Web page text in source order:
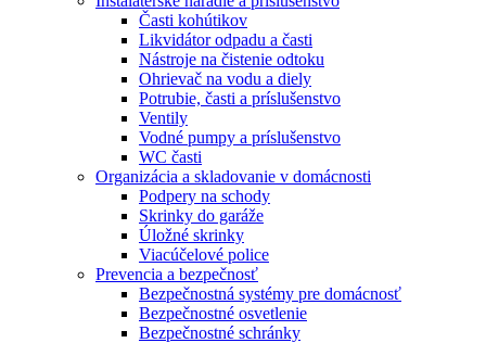
Časti kohútikov
Likvidátor odpadu a časti
Nástroje na čistenie odtoku
Ohrievač na vodu a diely
Potrubie, časti a príslušenstvo
Ventily
Vodné pumpy a príslušenstvo
WC časti
Organizácia a skladovanie v domácnosti
Podpery na schody
Skrinky do garáže
Úložné skrinky
Viacúčelové police
Prevencia a bezpečnosť
Bezpečnostná systémy pre domácnosť
Bezpečnostné osvetlenie
Bezpečnostné schránky